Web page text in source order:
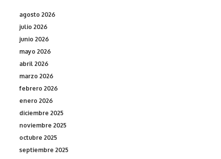
agosto 2026
julio 2026
junio 2026
mayo 2026
abril 2026
marzo 2026
febrero 2026
enero 2026
diciembre 2025
noviembre 2025
octubre 2025
septiembre 2025